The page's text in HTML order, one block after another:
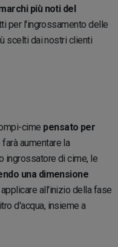
più noti del
per l'ingrossamento delle
scelti dai nostri clienti
cime pensato per
aumentare la
ingrossatore di cime, le
una dimensione
all'inizio della fase
d'acqua, insieme a